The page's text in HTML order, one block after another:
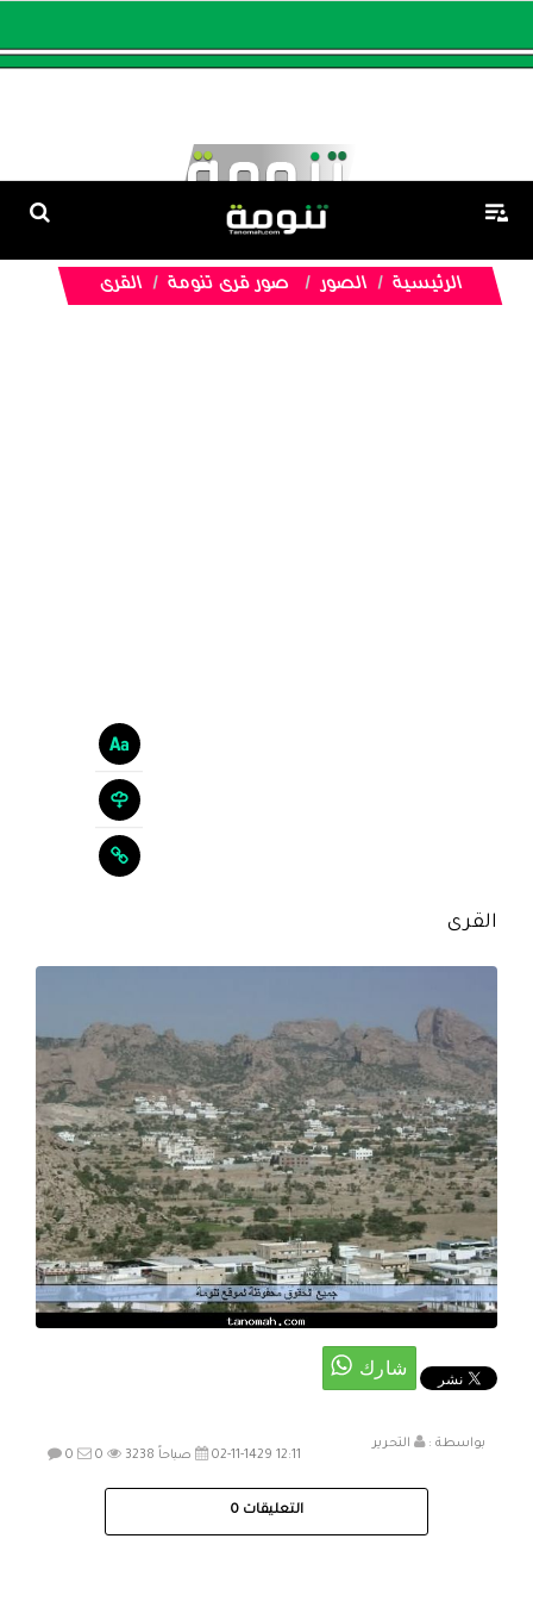
الرئيسية الصور صور قرى تنومة القرى
القرى
بواسطة :
التحرير
02-11-1429 12:11 صباحاً
0 0 3238
التعليقات 0